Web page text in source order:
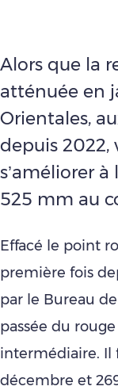
Alors que la
atténuée en
Orientales,
depuis
s’améliorer
525 mm au
Effacé le point
première fois
par le Bureau
passée du
intermédiaire. Il
décembre et